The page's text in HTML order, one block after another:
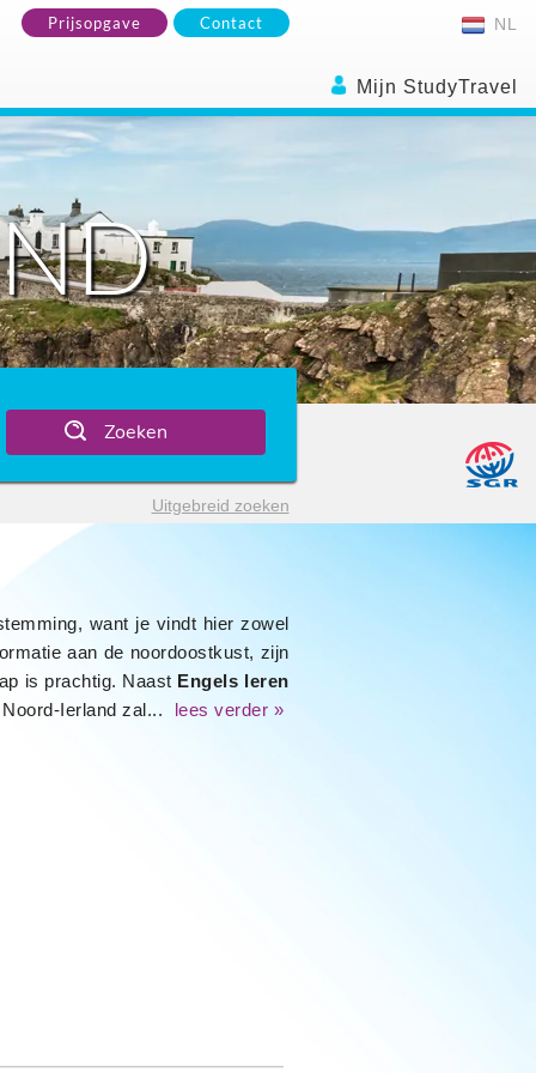
Prijsopgave Contact NL
Mijn StudyTravel
Zoeken
Uitgebreid zoeken
want je vindt hier zowel
aan de noordoostkust, zijn
is prachtig. Naast Engels leren
Ierland zal...
lees verder »